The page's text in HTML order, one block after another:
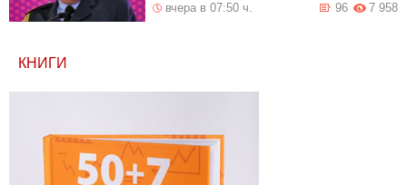
вчера в 07:50 ч. 7 958
96
КНИГИ